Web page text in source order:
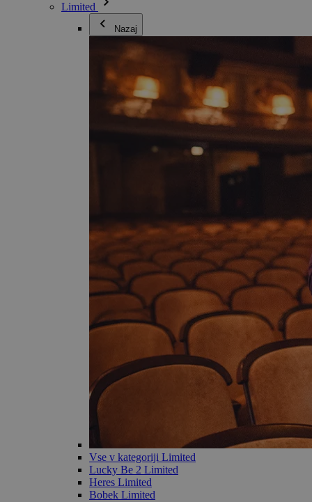
Limited
Nazaj
Vse v kategoriji Limited
Lucky Be 2 Limited
Heres Limited
Bobek Limited